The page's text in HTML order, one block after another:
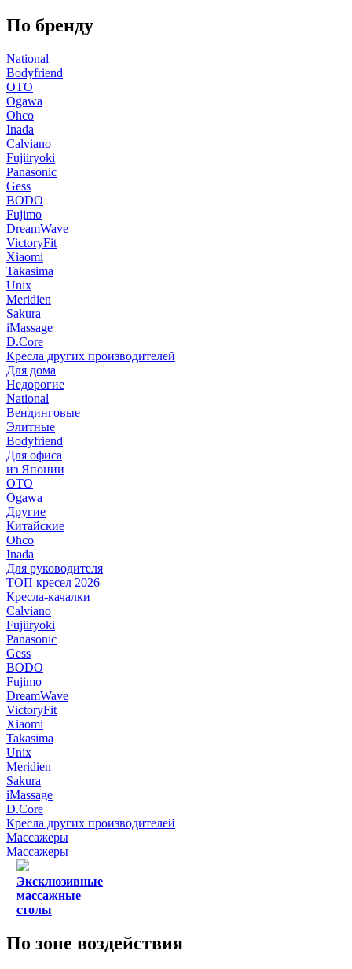
По бренду
National
Bodyfriend
OTO
Ogawa
Ohco
Inada
Calviano
Fujiiryoki
Panasonic
Gess
BODO
Fujimo
DreamWave
VictoryFit
Xiaomi
Takasima
Unix
Meridien
Sakura
iMassage
D.Core
Кресла других производителей
Для дома
Недорогие
National
Вендинговые
Элитные
Bodyfriend
Для офиса
из Японии
OTO
Ogawa
Другие
Китайские
Ohco
Inada
Для руководителя
ТОП кресел 2026
Кресла-качалки
Calviano
Fujiiryoki
Panasonic
Gess
BODO
Fujimo
DreamWave
VictoryFit
Xiaomi
Takasima
Unix
Meridien
Sakura
iMassage
D.Core
Кресла других производителей
Массажеры
Массажеры
Эксклюзивные
массажные
столы
По зоне воздействия